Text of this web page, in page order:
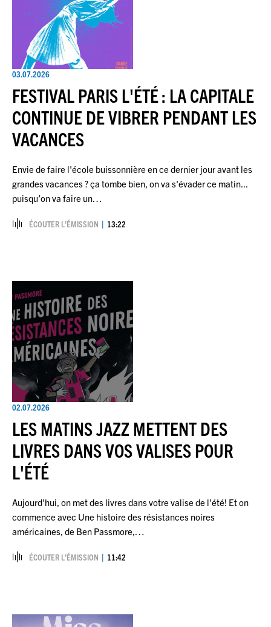
03.07.2026
FESTIVAL PARIS L'ÉTÉ : LA CAPITALE
CONTINUE DE VIBRER PENDANT LES
VACANCES
Envie de faire l'école buissonnière en ce dernier jour avant les
grandes vacances ? ça tombe bien, on va s'évader ce matin...
puisqu’on va faire un…
ÉCOUTER L’ÉMISSION 13:22
02.07.2026
LES MATINS JAZZ METTENT DES
LIVRES DANS VOS VALISES POUR
L'ÉTÉ
Aujourd'hui, on met des livres dans votre valise de l'été! Et on
commence avec Une histoire des résistances noires
américaines, de Ben Passmore,…
ÉCOUTER L’ÉMISSION 11:42